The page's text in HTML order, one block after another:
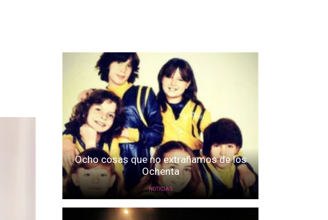
Ocho cosas que no extrañamos de los
Ochenta
NOTICIAS